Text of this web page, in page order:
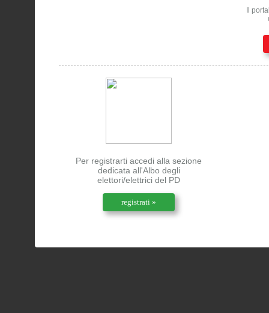
Il
Per registrarti accedi alla sezione
dedicata all'Albo degli
elettori/elettrici del PD